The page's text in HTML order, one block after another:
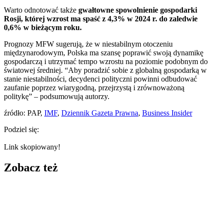
Warto odnotować także gwałtowne spowolnienie gospodarki
Rosji, której wzrost ma spaść z 4,3% w 2024 r. do zaledwie
0,6% w bieżącym roku.
Prognozy MFW sugerują, że w niestabilnym otoczeniu
międzynarodowym, Polska ma szansę poprawić swoją dynamikę
gospodarczą i utrzymać tempo wzrostu na poziomie podobnym do
światowej średniej. “Aby poradzić sobie z globalną gospodarką w
stanie niestabilności, decydenci polityczni powinni odbudować
zaufanie poprzez wiarygodną, ​​przejrzystą i zrównoważoną
politykę” – podsumowują autorzy.
źródło: PAP, IMF, Dziennik Gazeta Prawna, Business Insider
Podziel się:
Link skopiowany!
Zobacz też